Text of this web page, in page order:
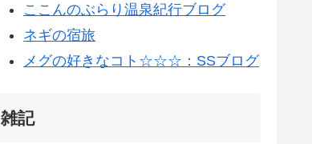
ここんのぶらり温泉紀行ブログ
ネギの宿旅
メグの好きなコト☆☆☆：SSブログ
雑記